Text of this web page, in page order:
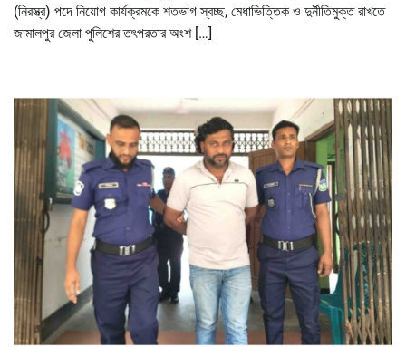
(নিরস্ত্র) পদে নিয়োগ কার্যক্রমকে শতভাগ স্বচ্ছ, মেধাভিত্তিক ও দুর্নীতিমুক্ত রাখতে
জামালপুর জেলা পুলিশের তৎপরতার অংশ […]